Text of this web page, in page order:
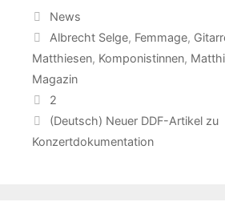
Catégories
News
Étiquettes
Albrecht Selge, Femmage,
Matthiesen, Komponistinnen,
Magazin
2
(Deutsch) Neuer DDF-Artikel zu
Konzertdokumentation